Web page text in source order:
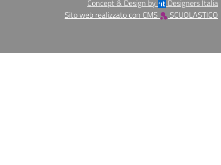
Concept & Design by
Designers Italia
Sito web realizzato con CMS
SCUOLASTICO